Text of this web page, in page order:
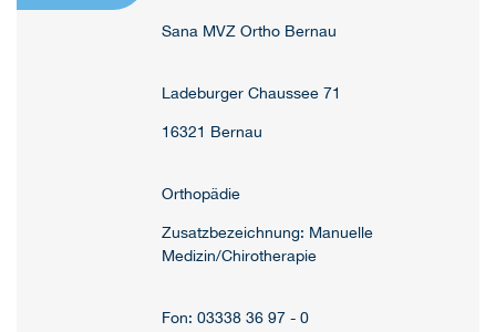
Sana MVZ Ortho Bernau
Ladeburger Chaussee 71
16321 Bernau
Orthopädie
Zusatzbezeichnung: Manuelle
Medizin/Chirotherapie
Fon: 03338 36 97 - 0